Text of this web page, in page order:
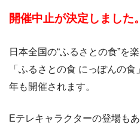
開催中止が決定しました。
日本全国の“ふるさとの食”を
「ふるさとの食 にっぽんの
年も開催されます。
Eテレキャラクターの登場も